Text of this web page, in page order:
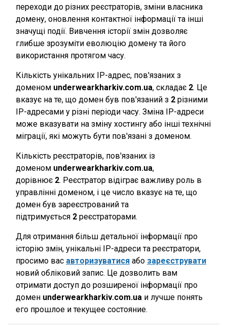
переходи до різних реєстраторів, зміни власника
домену, оновлення контактної інформації та інші
значущі події. Вивчення історії змін дозволяє
глибше зрозуміти еволюцію домену та його
використання протягом часу.
Кількість унікальних IP-адрес, пов'язаних з
доменом underwearkharkiv.com.ua, складає 2. Це
вказує на те, що домен був пов'язаний з 2 різними
IP-адресами у різні періоди часу. Зміна IP-адреси
може вказувати на зміну хостингу або інші технічні
міграції, які можуть бути пов'язані з доменом.
Кількість реєстраторів, пов'язаних із
доменом underwearkharkiv.com.ua,
дорівнює 2. Реєстратор відіграє важливу роль в
управлінні доменом, і це число вказує на те, що
домен був зареєстрований та
підтримується 2 реєстраторами.
Для отримання більш детальної інформації про
історію змін, унікальні IP-адреси та реєстратори,
просимо вас авторизуватися або зареєструвати
новий обліковий запис. Це дозволить вам
отримати доступ до розширеної інформації про
домен underwearkharkiv.com.ua и лучше понять
его прошлое и текущее состояние.